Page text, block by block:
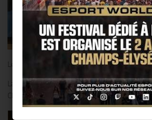
Le Guide Michelin France 2018 a dévoilé ses
La Maison des Bois et son restaurant,
Chef Marc Veyrat, sont fiers de s’inscrire au